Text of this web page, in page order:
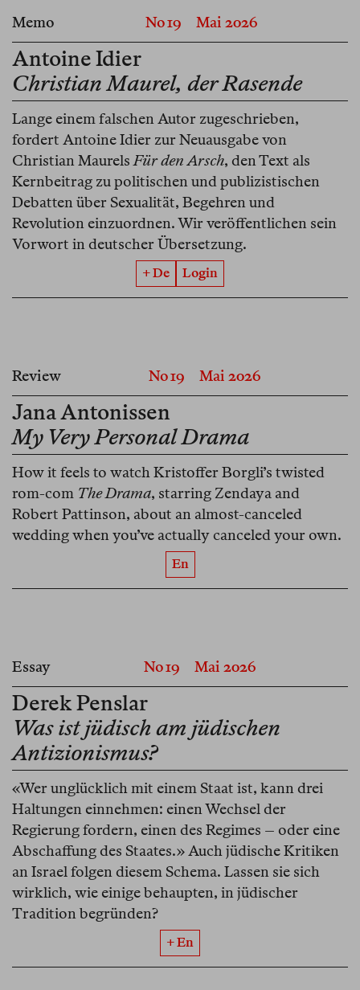
Memo No 19 Mai 2026
Antoine Idier
Christian Maurel, der Rasende
Lange einem falschen Autor zugeschrieben,
fordert Antoine Idier zur Neuausgabe von
Christian Maurels Für den Arsch, den Text als
Kernbeitrag zu politischen und publizistischen
Debatten über Sexualität, Begehren und
Revolution einzuordnen. Wir veröffentlichen sein
Vorwort in deutscher Übersetzung.
+ De Login
Review No 19 Mai 2026
Jana Antonissen
My Very Personal Drama
How it feels to watch Kristoffer Borgli’s twisted
rom-com The Drama, starring Zendaya and
Robert Pattinson, about an almost-canceled
wedding when you’ve actually canceled your own.
En
Essay No 19 Mai 2026
Derek Penslar
Was ist jüdisch am jüdischen
Antizionismus?
«Wer unglücklich mit einem Staat ist, kann drei
Haltungen einnehmen: einen Wechsel der
Regierung fordern, einen des Regimes – oder eine
Abschaffung des Staates.» Auch jüdische Kritiken
an Israel folgen diesem Schema. Lassen sie sich
wirklich, wie einige behaupten, in jüdischer
Tradition begründen?
+ En